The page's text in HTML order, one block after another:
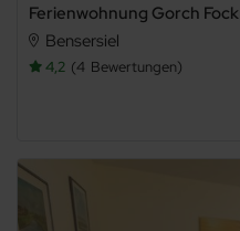
Ferienwohnung Gorch Fock
Bensersiel
4,2 4 Bewertungen